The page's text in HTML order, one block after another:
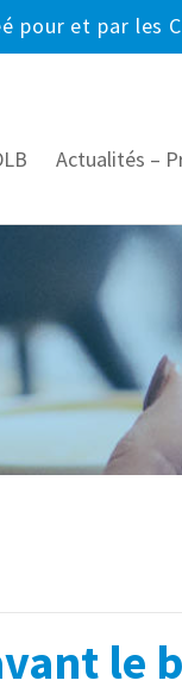
pour et par les
Actualités –
le